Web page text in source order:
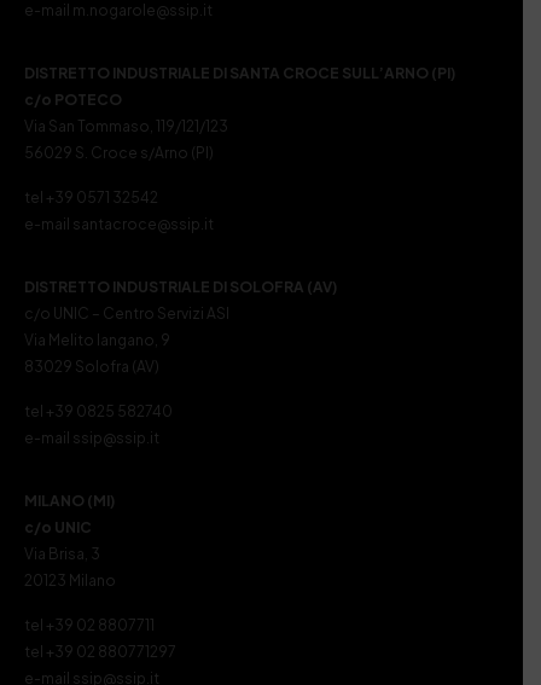
e-mail m.nogarole@ssip.it
DISTRETTO INDUSTRIALE DI SANTA CROCE SULL’ARNO (PI)
c/o POTECO
Via San Tommaso, 119/121/123
56029 S. Croce s/Arno (PI)
tel +39 0571 32542
e-mail santacroce@ssip.it
DISTRETTO INDUSTRIALE DI SOLOFRA (AV)
c/o UNIC – Centro Servizi ASI
Via Melito Iangano, 9
83029 Solofra (AV)
tel +39 0825 582740
e-mail ssip@ssip.it
MILANO (MI)
c/o UNIC
Via Brisa, 3
20123 Milano
tel +39 02 8807711
tel +39 02 880771297
e-mail ssip@ssip.it